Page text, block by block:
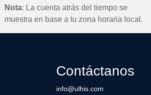
Nota: La cuenta atrás del tiempo se
muestra en base a tu zona horaria local.
Contáctanos
info@ulhis.com